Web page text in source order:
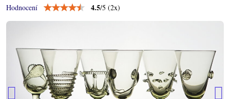
Hodnocení 4.5/5 (2x)